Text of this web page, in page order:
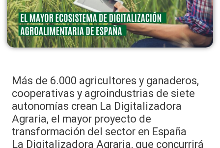
Más de 6.000 agricultores y ganaderos,
cooperativas y agroindustrias de siete
autonomías crean La Digitalizadora
Agraria, el mayor proyecto de
transformación del sector en España
La Digitalizadora Agraria, que concurrirá